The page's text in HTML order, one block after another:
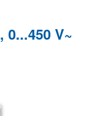
V~